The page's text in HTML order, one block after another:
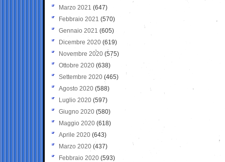
Marzo 2021 (647)
Febbraio 2021 (570)
Gennaio 2021 (605)
Dicembre 2020 (619)
Novembre 2020 (575)
Ottobre 2020 (638)
Settembre 2020(465)
Agosto 2020 (588)
Luglio 2020 (597)
Giugno 2020 (580)
Maggio 2020 (618)
Aprile 2020 (643)
Marzo 2020 (437)
Febbraio 2020 (593)